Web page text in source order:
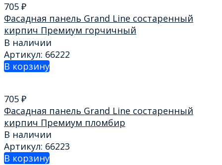
705 ₽
Фасадная панель Grand Line состаренный
кирпич Премиум горчичный
В наличии
Артикул: 66222
В корзину
705 ₽
Фасадная панель Grand Line состаренный
кирпич Премиум пломбир
В наличии
Артикул: 66223
В корзину